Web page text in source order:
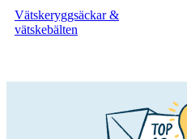
Vätskeryggsäckar &
vätskebälten